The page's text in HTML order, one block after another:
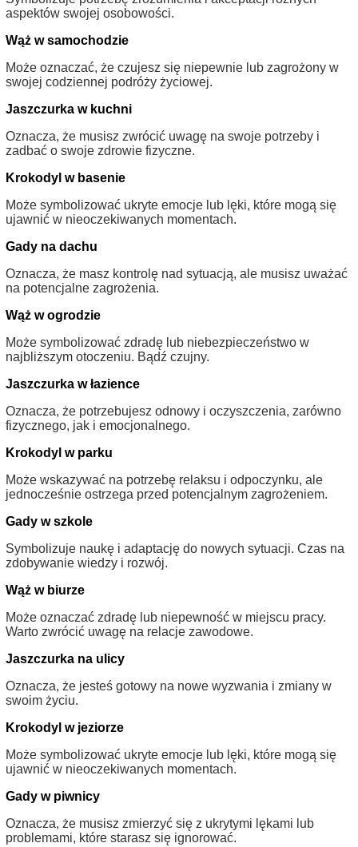
aspektów swojej osobowości.
Wąż w samochodzie
Może oznaczać, że czujesz się niepewnie lub zagrożony w
swojej codziennej podróży życiowej.
Jaszczurka w kuchni
Oznacza, że musisz zwrócić uwagę na swoje potrzeby i
zadbać o swoje zdrowie fizyczne.
Krokodyl w basenie
Może symbolizować ukryte emocje lub lęki, które mogą się
ujawnić w nieoczekiwanych momentach.
Gady na dachu
Oznacza, że masz kontrolę nad sytuacją, ale musisz uważać
na potencjalne zagrożenia.
Wąż w ogrodzie
Może symbolizować zdradę lub niebezpieczeństwo w
najbliższym otoczeniu. Bądź czujny.
Jaszczurka w łazience
Oznacza, że potrzebujesz odnowy i oczyszczenia, zarówno
fizycznego, jak i emocjonalnego.
Krokodyl w parku
Może wskazywać na potrzebę relaksu i odpoczynku, ale
jednocześnie ostrzega przed potencjalnym zagrożeniem.
Gady w szkole
Symbolizuje naukę i adaptację do nowych sytuacji. Czas na
zdobywanie wiedzy i rozwój.
Wąż w biurze
Może oznaczać zdradę lub niepewność w miejscu pracy.
Warto zwrócić uwagę na relacje zawodowe.
Jaszczurka na ulicy
Oznacza, że jesteś gotowy na nowe wyzwania i zmiany w
swoim życiu.
Krokodyl w jeziorze
Może symbolizować ukryte emocje lub lęki, które mogą się
ujawnić w nieoczekiwanych momentach.
Gady w piwnicy
Oznacza, że musisz zmierzyć się z ukrytymi lękami lub
problemami, które starasz się ignorować.